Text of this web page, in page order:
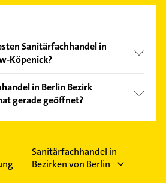
Sanitärfachhandel in
Köpenick?
profitieren Sie von den
können Sie sich
sortiert anzeigen lassen.
in Berlin Bezirk
gerade geöffnet?
Sie alleÖffnungszeiten.
können.Sanitärfachhandel in
Bezirken von Berlin